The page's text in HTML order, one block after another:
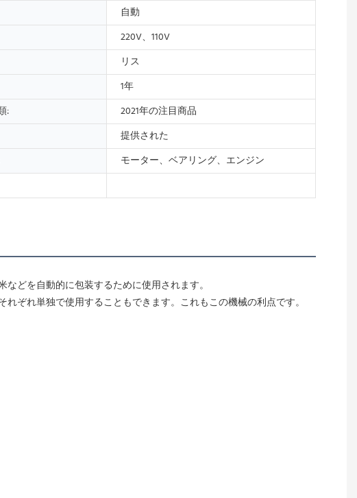
自動
220V、110V
リス
1年
:
2021年の注目商品
提供された
モーター、ベアリング、エンジン
どを自動的に包装するために使用されます。
ぞれ単独で使用することもできます。これもこの機械の利点です。